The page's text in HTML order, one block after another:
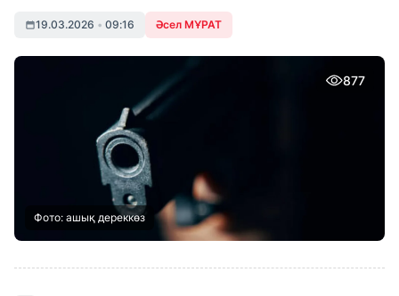
19.03.2026 • 09:16 Әсел МҰРАТ
877
Фото: ашық дереккөз